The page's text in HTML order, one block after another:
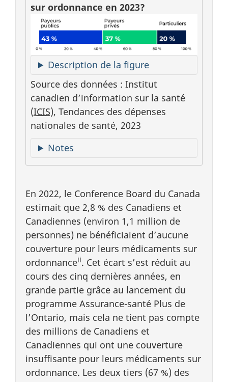
sur ordonnance en 2023?
Description de la figure
Source des données : Institut
canadien d’information sur la santé
(ICIS), Tendances des dépenses
nationales de santé, 2023
Notes
En 2022, le Conference Board du Canada
estimait que 2,8 % des Canadiens et
Canadiennes (environ 1,1 million de
personnes) ne bénéficiaient d’aucune
couverture pour leurs médicaments sur
ordonnanceii. Cet écart s’est réduit au
cours des cinq dernières années, en
grande partie grâce au lancement du
programme Assurance-santé Plus de
l’Ontario, mais cela ne tient pas compte
des millions de Canadiens et
Canadiennes qui ont une couverture
insuffisante pour leurs médicaments sur
ordonnance. Les deux tiers (67 %) des